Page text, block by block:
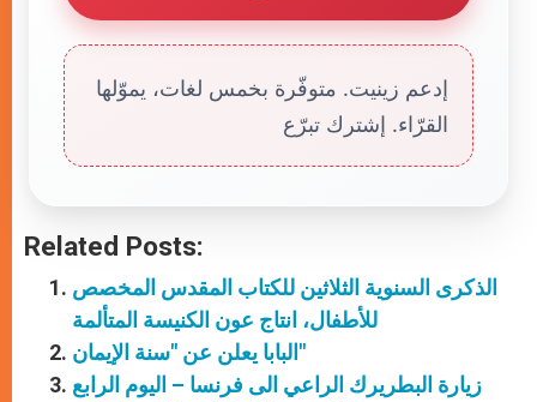
إدعم زينيت. متوفّرة بخمس لغات، يموّلها
القرّاء. إشترك تبرّع
Related Posts:
الذكرى السنوية الثلاثين للكتاب المقدس المخصص
للأطفال، انتاج عون الكنيسة المتألمة
البابا يعلن عن "سنة الإيمان"
زيارة البطريرك الراعي الى فرنسا – اليوم الرابع